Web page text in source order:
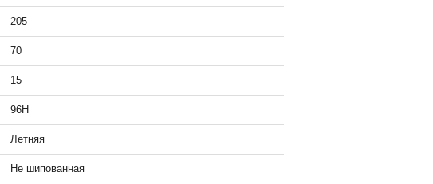
205
70
15
96H
Летняя
Не шипованная